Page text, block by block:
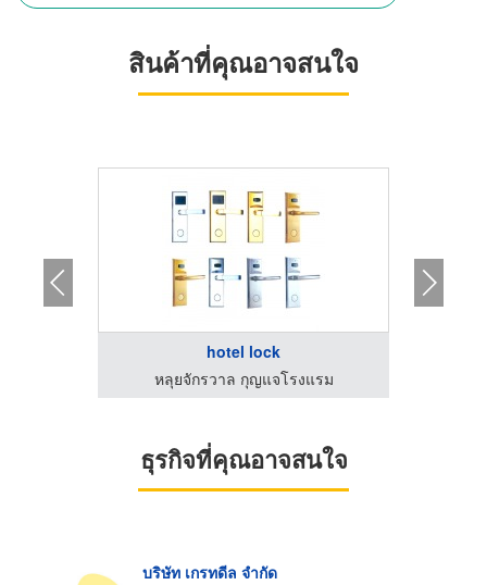
สินค้าที่คุณอาจสนใจ
hotel lock
หลุยจักรวาล กุญแจโรงแรม
ธุรกิจที่คุณอาจสนใจ
บริษัท เกรทดีล จำกัด